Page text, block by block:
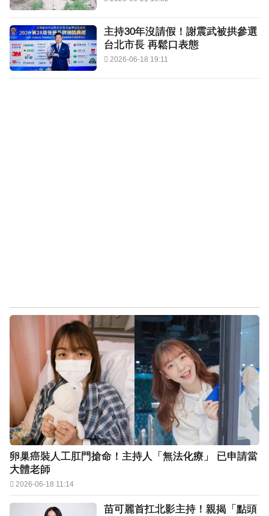
主持30年沒請假！謝震武被拱參選
台北市長 再鬆口表態
2026-06-18 19:11
卵巢癌裝人工肛門搶命！主持人「無法化療」 已申請當
大體老師
2026-06-18 11:14
苗可麗首扛北影主持！親揭「點頭